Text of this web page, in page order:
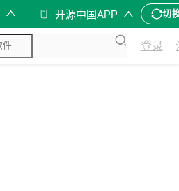
开源中国APP 切
登录